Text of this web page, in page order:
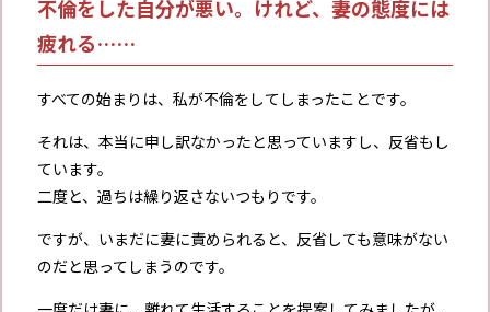
不倫をした自分が悪い。けれど、妻の態度には
疲れる……
すべての始まりは、私が不倫をしてしまったことです。
それは、本当に申し訳なかったと思っていますし、反省もし
ています。
二度と、過ちは繰り返さないつもりです。
ですが、いまだに妻に責められると、反省しても意味がない
のだと思ってしまうのです。